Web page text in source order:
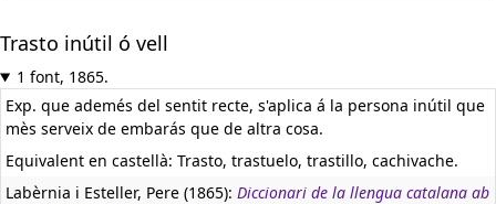
Trasto inútil ó vell
1 font, 1865.
Exp. que ademés del sentit recte, s'aplica á la persona inútil que
mès serveix de embarás que de altra cosa.
Equivalent en castellà: Trasto, trastuelo, trastillo, cachivache.
Labèrnia i Esteller, Pere (1865): Diccionari de la llengua catalana ab